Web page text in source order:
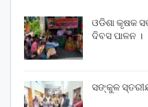
ଓଡିଶା କୃଷକ
ଦିବସ ପାଳନ ।
ସଙ୍କୁଳ ସ୍ତରୀୟ